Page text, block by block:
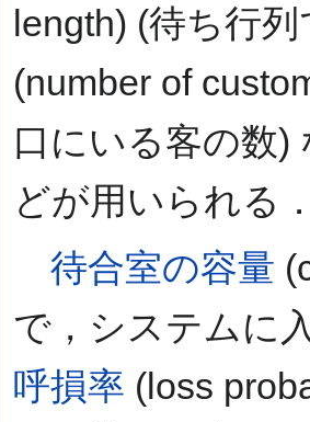
length) (待ち行
(number of
口にいる客の数)
どが用いられる
待合室の容量
で，システムに
呼損率 (loss